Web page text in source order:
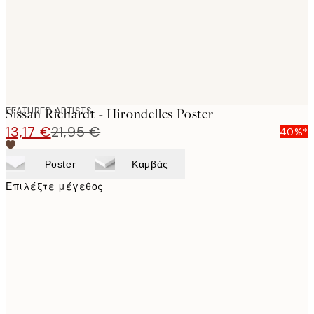
FEATURED ARTISTS
Sissan Richardt - Hirondelles Poster
13,17 €21,95 € 40%*
Poster Καμβάς
Επιλέξτε μέγεθος